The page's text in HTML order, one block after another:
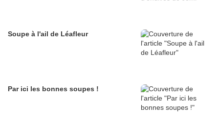
Soupe à l'ail de Léafleur
Par ici les bonnes soupes !